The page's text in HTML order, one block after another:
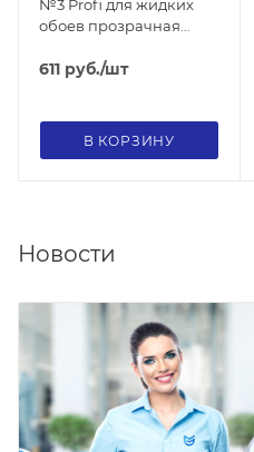
№3 Profi для жидких
обоев прозрачная
611 руб./шт
В КОРЗИНУ
Новости